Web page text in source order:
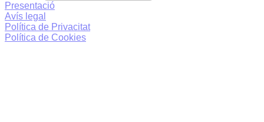
Presentació
Avís legal
Política de Privacitat
Política de Cookies